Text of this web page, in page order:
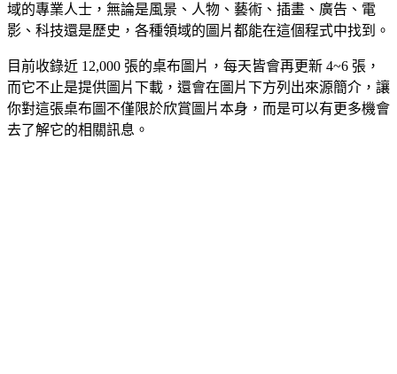
域的專業人士，無論是風景、人物、藝術、插畫、廣告、電
影、科技還是歷史，各種領域的圖片都能在這個程式中找到。
目前收錄近 12,000 張的桌布圖片，每天皆會再更新 4~6 張，
而它不止是提供圖片下載，還會在圖片下方列出來源簡介，讓
你對這張桌布圖不僅限於欣賞圖片本身，而是可以有更多機會
去了解它的相關訊息。